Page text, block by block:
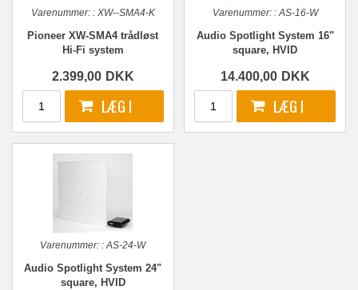
Varenummer:: XW--SMA4-K
Pioneer XW-SMA4 trådløst
Hi-Fi system
2.399,00 DKK
Varenummer:: AS-16-W
Audio Spotlight System 16"
square, HVID
14.400,00 DKK
Varenummer: : AS-24-W
Audio Spotlight System 24"
square, HVID